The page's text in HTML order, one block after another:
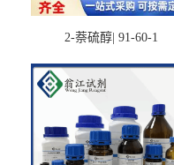
2-萘硫醇| 91-60-1